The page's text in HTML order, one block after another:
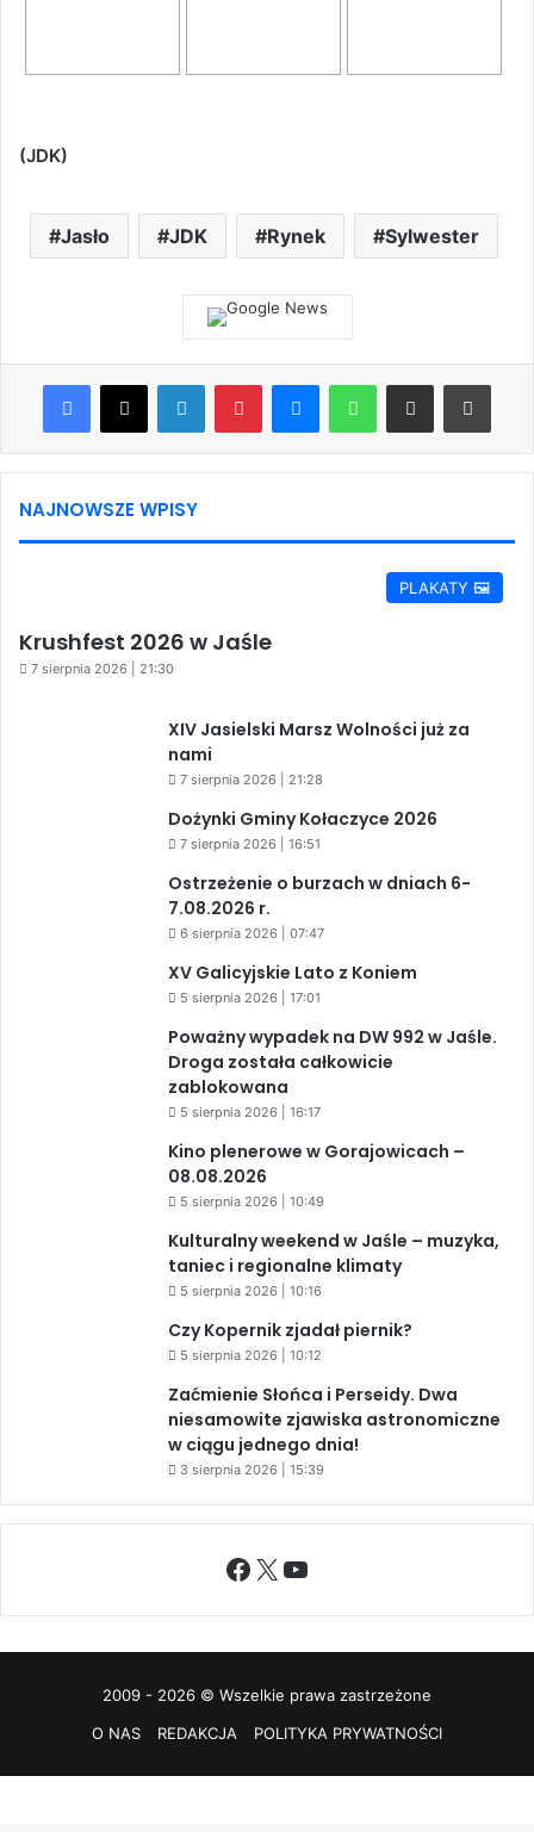
(JDK)
Jasło JDK Rynek Sylwester
Facebook
X LinkedInPinterestMessengerWhatsAppShare via Email Print
NAJNOWSZE WPISY
PLAKATY 🖼️
Krushfest 2026 w Jaśle
7 sierpnia 2026 | 21:30
XIV Jasielski Marsz Wolności już za
nami
7 sierpnia 2026 | 21:28
Dożynki Gminy Kołaczyce 2026
7 sierpnia 2026 | 16:51
Ostrzeżenie o burzach w dniach 6-
7.08.2026 r.
6 sierpnia 2026 | 07:47
XV Galicyjskie Lato z Koniem
5 sierpnia 2026 | 17:01
Poważny wypadek na DW 992 w Jaśle.
Droga została całkowicie
zablokowana
5 sierpnia 2026 | 16:17
Kino plenerowe w Gorajowicach –
08.08.2026
5 sierpnia 2026 | 10:49
Kulturalny weekend w Jaśle – muzyka,
taniec i regionalne klimaty
5 sierpnia 2026 | 10:16
Czy Kopernik zjadał piernik?
5 sierpnia 2026 | 10:12
Zaćmienie Słońca i Perseidy. Dwa
niesamowite zjawiska astronomiczne
w ciągu jednego dnia!
3 sierpnia 2026 | 15:39
Facebook
X YouTube
2009 - 2026 © Wszelkie prawa zastrzeżone
O NAS
REDAKCJA POLITYKA PRYWATNOŚCI